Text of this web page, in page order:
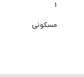
۱
مسکونی